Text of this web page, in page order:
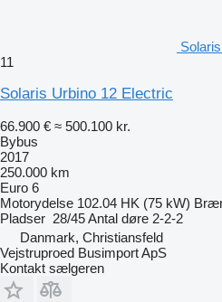
11
Solaris Urbino 12 Electric
66.900 € ≈ 500.100 kr.
Bybus
2017
250.000 km
Euro 6
Motorydelse 102.04 HK (75 kW)
Pladser 28/45Antal døre 2-2-2
Danmark, Christiansfeld
Vejstruproed Busimport ApS
Kontakt sælgeren